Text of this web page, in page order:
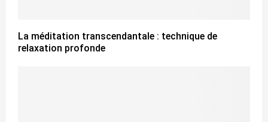
La méditation transcendantale : technique de
relaxation profonde